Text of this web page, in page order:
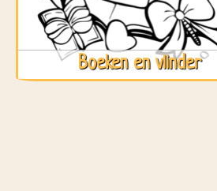
Boeken en vlinder